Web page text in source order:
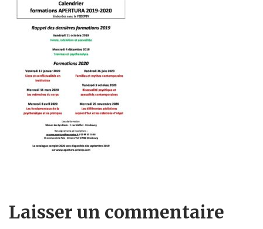
Laisser un commentaire